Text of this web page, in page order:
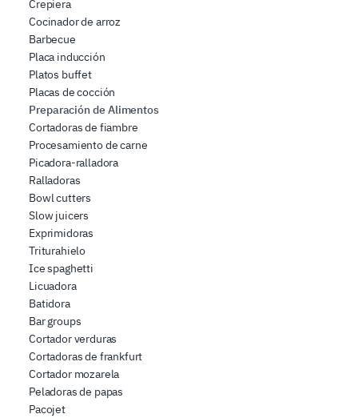
Crepiera
Cocinador de arroz
Barbecue
Placa inducción
Platos buffet
Placas de cocción
Preparación de Alimentos
Cortadoras de fiambre
Procesamiento de carne
Picadora-ralladora
Ralladoras
Bowl cutters
Slow juicers
Exprimidoras
Triturahielo
Ice spaghetti
Licuadora
Batidora
Bar groups
Cortador verduras
Cortadoras de frankfurt
Cortador mozarela
Peladoras de papas
Pacojet